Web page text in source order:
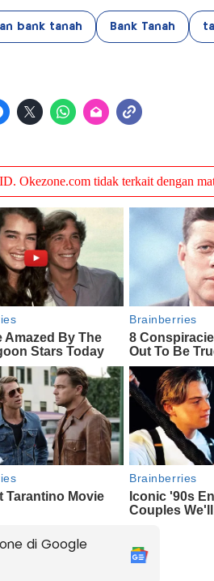
bank tanah Bank Tanah
di Google